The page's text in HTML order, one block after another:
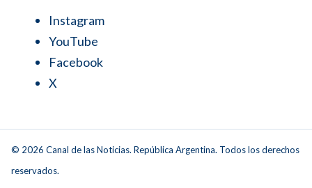
Instagram
YouTube
Facebook
X
© 2026 Canal de las Noticias. República Argentina. Todos los derechos
reservados.